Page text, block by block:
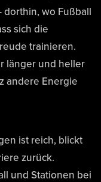
dorthin, wo Fußball
sich die
trainieren.
länger und heller
andere Energie
ist reich, blickt
zurück.
und Stationen bei